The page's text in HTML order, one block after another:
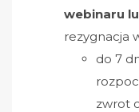
webinaru
rezygnacja
do 7
zwrot